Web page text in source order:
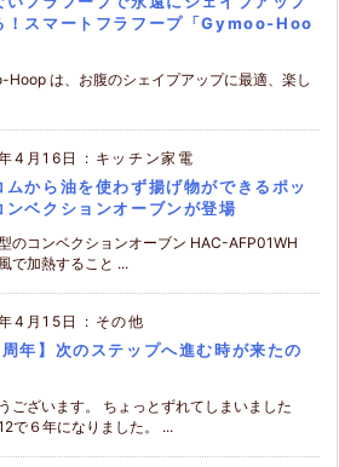
！スマートフラフープ「Gymoo-Hoo
Hoop は、お腹のシェイプアップに最適、楽し
4月16日 : キッチン家電
ムから油を使わず揚げ物ができるポッ
ンベクションオーブンが登場
のコンベクションオーブン HAC-AFP01WH
で加熱すること ...
4月15日 : その他
周年】次のステップへ進む時が来たの
ございます。 ちょっとずれてしまいました
で６年になりました。 ...